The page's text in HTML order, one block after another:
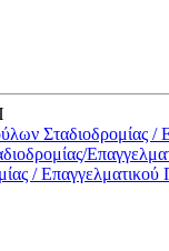
Σταδιοδρομίας /
/ Επαγγελματικού